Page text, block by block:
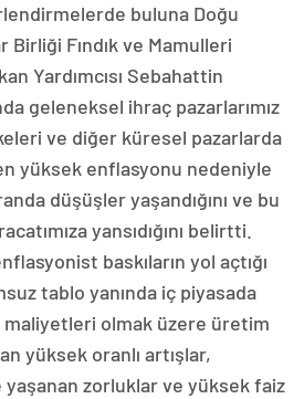
buluna Doğu
Birliği Fındık ve Mamulleri
Yardımcısı Sebahattin
geleneksel ihraç pazarlarımız
ve diğer küresel pazarlarda
yüksek enflasyonu nedeniyle
düşüşler yaşandığını ve bu
yansıdığını belirtti.
baskıların yol açtığı
tablo yanında iç piyasada
olmak üzere üretim
yüksek oranlı artışlar,
zorluklar ve yüksek faiz